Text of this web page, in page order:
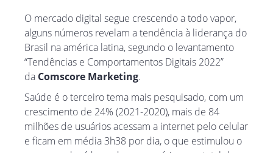
O mercado digital segue crescendo a todo vapor,
alguns números revelam a tendência à liderança do
Brasil na américa latina, segundo o levantamento
“Tendências e Comportamentos Digitais 2022”
da Comscore Marketing.
Saúde é o terceiro tema mais pesquisado, com um
crescimento de 24% (2021-2020), mais de 84
milhões de usuários acessam a internet pelo celular
e ficam em média 3h38 por dia, o que estimulou o